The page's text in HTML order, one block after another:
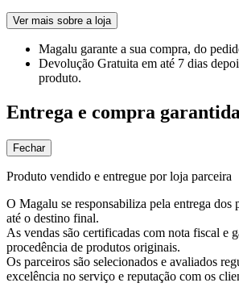
Ver mais sobre a loja
Magalu garante a sua compra, do
Devolução Gratuita em até 7 dias
produto.
Entrega e compra garantida
Fechar
Produto vendido e entregue por loja parceira
O Magalu se responsabiliza pela entrega dos
até o destino final.
As vendas são certificadas com nota fiscal e
procedência de produtos originais.
Os parceiros são selecionados e avaliados
excelência no serviço e reputação com os